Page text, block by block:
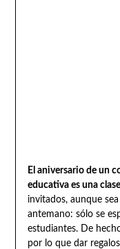
El aniversario de un
educativa es una
invitados, aunque
antemano: sólo se
estudiantes. De
por lo que dar